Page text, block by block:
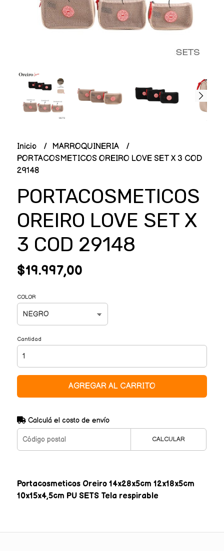
Inicio
MARROQUINERIA
PORTACOSMETICOS OREIRO LOVE SET X 3 COD
29148
PORTACOSMETICOS
OREIRO LOVE SET X
3 COD 29148
$19.997,00
COLOR
Cantidad
AGREGAR AL CARRITO
Calculá el costo de envío
CALCULAR
Portacosmeticos Oreiro 14x28x5cm 12x18x5cm
10x15x4,5cm PU SETS Tela respirable